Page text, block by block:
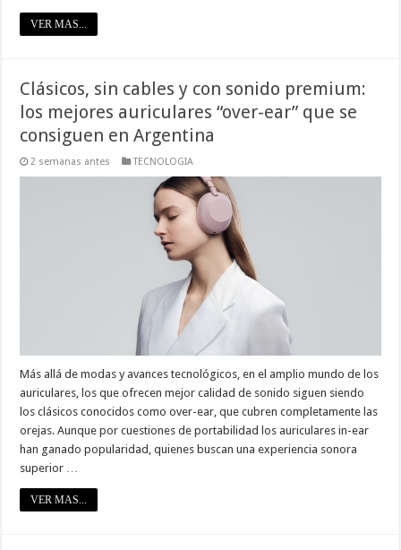
VER MAS...
Clásicos, sin cables y con sonido premium:
los mejores auriculares “over-ear” que se
consiguen en Argentina
2 semanas antes TECNOLOGIA
Más allá de modas y avances tecnológicos, en el amplio mundo de los
auriculares, los que ofrecen mejor calidad de sonido siguen siendo
los clásicos conocidos como over-ear, que cubren completamente las
orejas. Aunque por cuestiones de portabilidad los auriculares in-ear
han ganado popularidad, quienes buscan una experiencia sonora
superior …
VER MAS...